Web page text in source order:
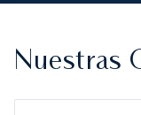
Nuestras